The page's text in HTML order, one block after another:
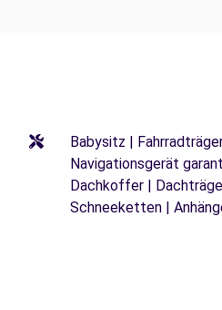
Babysitz |
Navigationsgerät
Dachkoffer |
Schneeketten |